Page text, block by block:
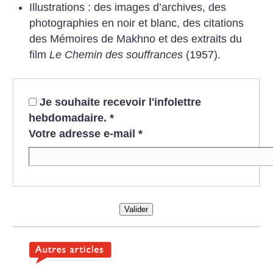
Illustrations : des images d’archives, des
photographies en noir et blanc, des citations
des Mémoires de Makhno et des extraits du
film Le Chemin des souffrances(1957).
Je souhaite recevoir l'infolettre
hebdomadaire. *
Votre adresse e-mail *
Valider